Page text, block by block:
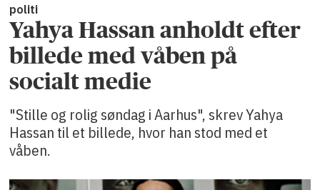
politi
Yahya Hassan anholdt efter
billede med våben på
socialt medie
"Stille og rolig søndag i Aarhus", skrev Yahya
Hassan til et billede, hvor han stod med et
våben.